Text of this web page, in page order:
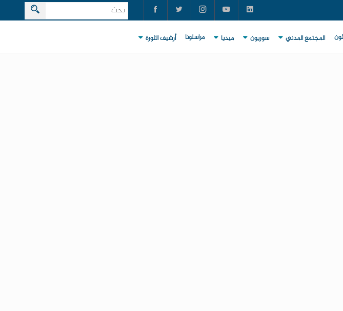
المجتمع المدني سوريون ميديا مراسلونا أرشيف الثورة